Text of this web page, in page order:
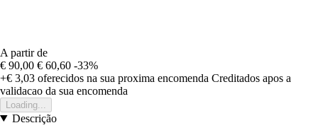
A partir de
€ 90,00 € 60,60 -33%
+€ 3,03 oferecidos na sua proxima encomenda Creditados apos a
validacao da sua encomenda
Loading...
Descrição